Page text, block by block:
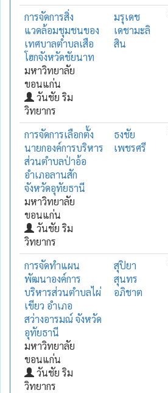
การจัดการสิ่ง
แวดล้อมชุมชนของ
เทศบาลตำบลเสือ
โฮกจังหวัดชัยนาท
มหาวิทยาลัย
ขอนแก่น
วันชัย ริม
วิทยากร
มรุเดช
เดชามะลิ
สิน
การจัดการเลือกตั้ง
นายกองค์การบริหาร
ส่วนตำบลป่าอ้อ
อำเภอลานสัก
จังหวัดอุทัยธานี
มหาวิทยาลัย
ขอนแก่น
วันชัย ริม
วิทยากร
ธงชัย
เพชรศรี
การจัดทำแผน
พัฒนาองค์การ
บริหารส่วนตำบลไผ่
เขียว อำเภอ
สว่างอารมณ์ จังหวัด
อุทัยธานี
มหาวิทยาลัย
ขอนแก่น
วันชัย ริม
วิทยากร
สุปิยา
สุนทร
อภิชาต